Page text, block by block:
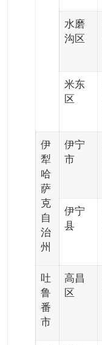
水磨
沟区
米东
区
伊
犁
哈
萨
克
自
治
州
伊宁
市
伊宁
县
吐
鲁
番
市
高昌
区